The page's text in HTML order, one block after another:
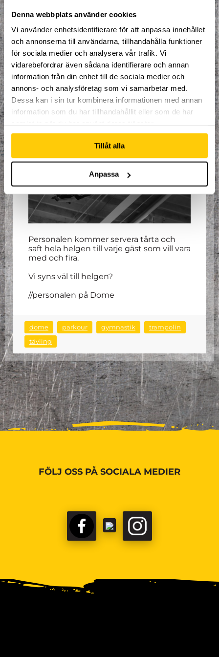
Denna webbplats använder cookies
Vi använder enhetsidentifierare för att anpassa innehållet
och annonserna till användarna, tillhandahålla funktioner
för sociala medier och analysera vår trafik. Vi
vidarebefordrar även sådana identifierare och annan
information från din enhet till de sociala medier och
annons- och analysföretag som vi samarbetar med.
Dessa kan i sin tur kombinera informationen med annan
information som du har tillhandahållit eller som de har
Tillåt alla
Anpassa
Tävlingarna pågår från fredag kväll till och
med söndag eftermiddag, och går till på
följande sätt:
Vid incheckning vår varje gäst en lapp
där han, hon eller hen kan skriva sitt
namn. Efter att ha testat vår nya Disco-
run får varje person lägga sin lapp i en
låda, som personalen senare drar en
vinnare ur. Dragningarna, samt priserna
ser ni nedan:
Personalen kommer servera tårta och
saft hela helgen till varje gäst som vill vara
med och fira.
Vi syns väl till helgen?
//personalen på Dome
dome parkour gymnastik
trampolin
tävling
FÖLJ OSS PÅ SOCIALA MEDIER